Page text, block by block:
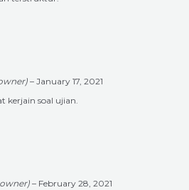
– January 17, 2021
kerjain soal ujian.
– February 28, 2021